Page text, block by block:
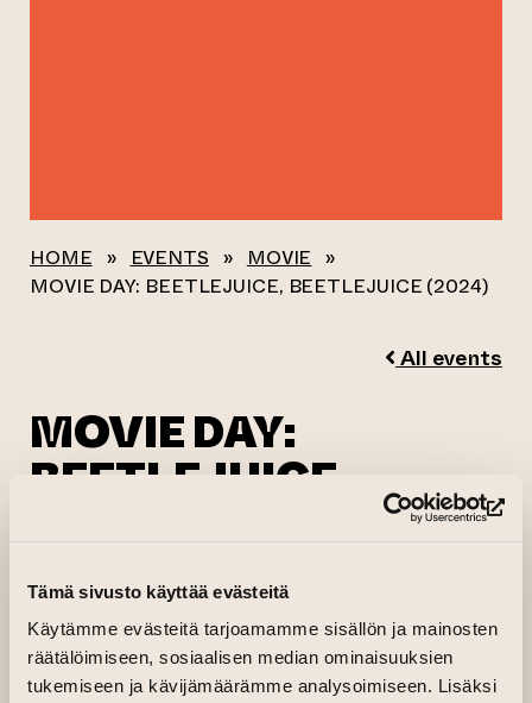
Tämä sivusto käyttää evästeitä
Käytämme evästeitä tarjoamamme sisällön ja mainosten
räätälöimiseen, sosiaalisen median ominaisuuksien
tukemiseen ja kävijämäärämme analysoimiseen. Lisäksi
HOME » EVENTS » MOVIE »
MOVIE DAY: BEETLEJUICE, BEETLEJUICE (2024)
All events
MOVIE DAY:
BEETLEJUICE,
BEETLEJUICE (2024)
06.09.2025 kl. 22.30—23.45
Taiteen talon Makasiinit
Organiser: Varsinais-Suomen Elokuvakeskus ja
Taiteen talon Makasiinit